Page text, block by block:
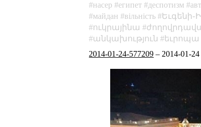
насер
египет деспотизм
майдан
вільність
ուկրայինա
անկախություն
եւրոպա
2014-01-24-577209 – 2014-01-24